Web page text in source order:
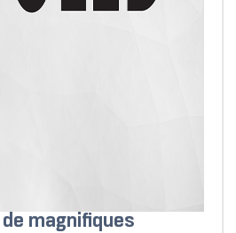
de magnifiques